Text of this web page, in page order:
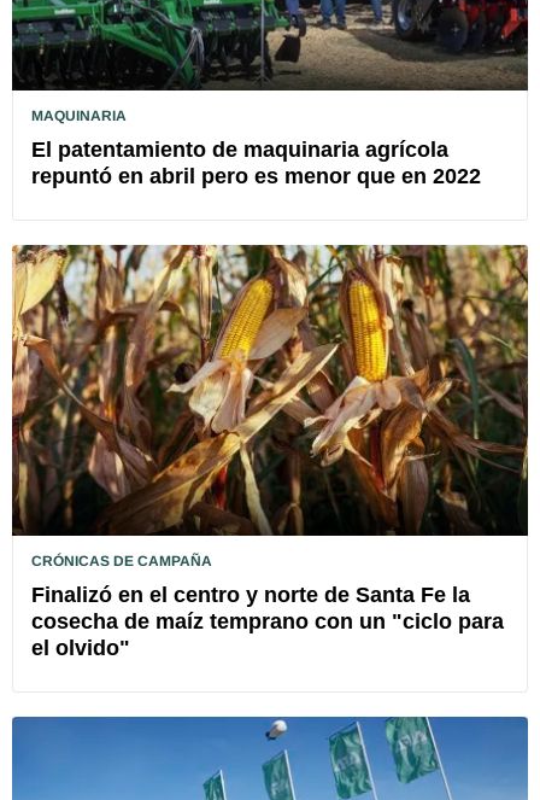
MAQUINARIA
El patentamiento de maquinaria agrícola
repuntó en abril pero es menor que en 2022
CRÓNICAS DE CAMPAÑA
Finalizó en el centro y norte de Santa Fe la
cosecha de maíz temprano con un "ciclo para
el olvido"